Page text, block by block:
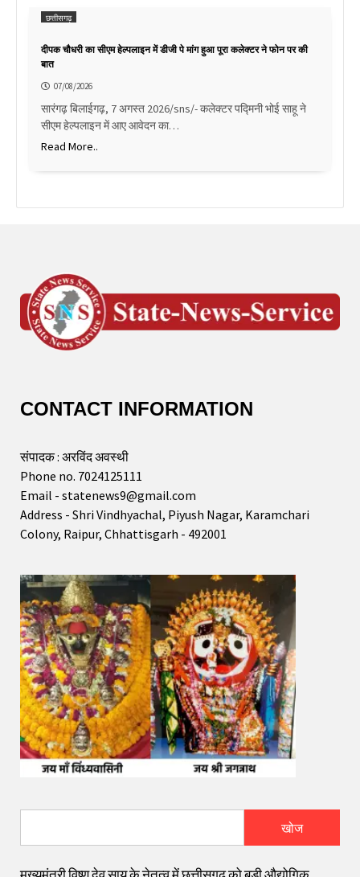
छत्तीसगढ़
दीपक चौधरी का सीएम हेल्पलाइन में डीजी पे मांग हुआ पूरा कलेक्टर ने फोन पर की
बात
07/08/2026
सारंगढ़ बिलाईगढ़, 7 अगस्त 2026/sns/- कलेक्टर पद्मिनी भोई साहू ने
सीएम हेल्पलाइन में आए आवेदन का…
Read More..
CONTACT INFORMATION
संपादक : अरविंद अवस्थी
Phone no. 7024125111
Email - statenews9@gmail.com
Address - Shri Vindhyachal, Piyush Nagar, Karamchari
Colony, Raipur, Chhattisgarh - 492001
खोज